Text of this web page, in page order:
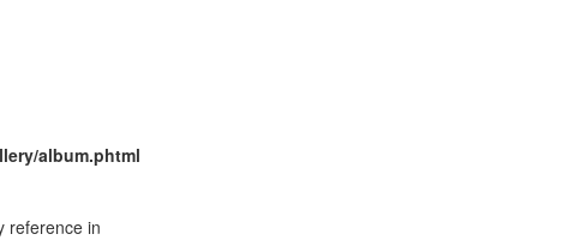
album.phtml
reference in